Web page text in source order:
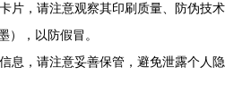
片，请注意观察其印刷质量、防伪技术
），以防假冒。
息，请注意妥善保管，避免泄露个人隐